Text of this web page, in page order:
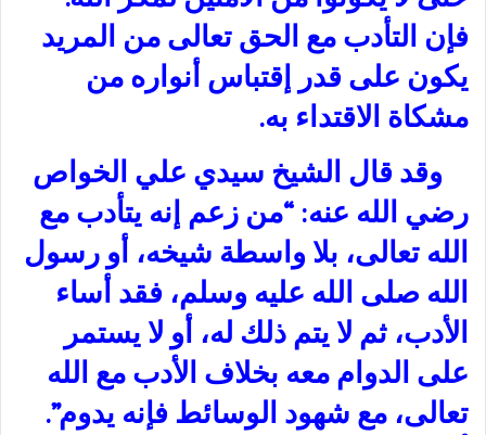
فإن التأدب مع الحق تعالى من المريد
يكون على قدر إقتباس أنواره من
مشكاة الاقتداء به.
وقد قال الشيخ سيدي علي الخواص
رضي الله عنه: “من زعم إنه يتأدب مع
الله تعالى، بلا واسطة شيخه، أو رسول
الله صلى الله عليه وسلم، فقد أساء
الأدب، ثم لا يتم ذلك له، أو لا يستمر
على الدوام معه بخلاف الأدب مع الله
تعالى، مع شهود الوسائط فإنه يدوم”.